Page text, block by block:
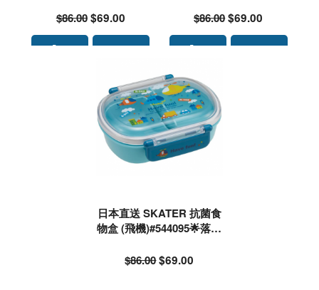
🥰🥰
$86.00$69.00
🥰🥰
$86.00$69.00
日本直送 SKATER 抗菌食
物盒 (飛機)#544095🌟落單
🥰🥰
$86.00$69.00